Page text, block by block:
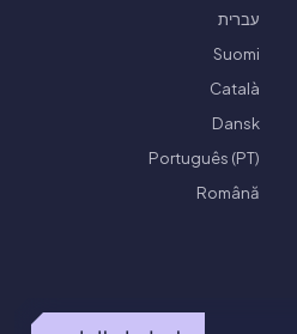
עברית
Suomi
Català
Dansk
Português (PT)
Română